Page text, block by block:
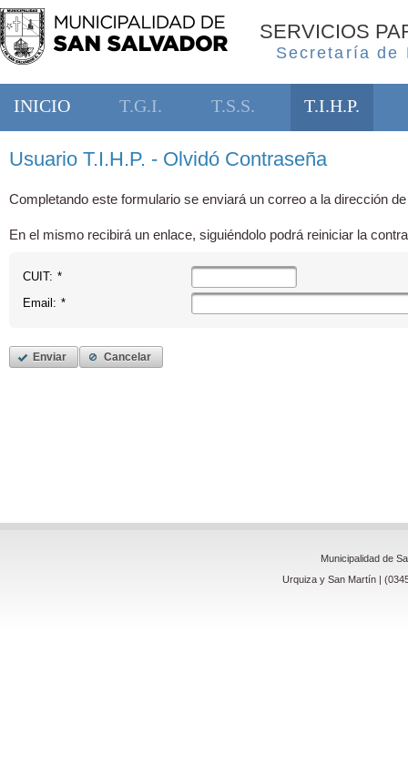
SERVICIOS
Secretaría de
INICIO T.G.I. T.S.S. T.I.H.P.
Usuario T.I.H.P. - Olvidó Contraseña
Completando este formulario se enviará un correo a la dirección
En el mismo recibirá un enlace, siguiéndolo podrá reiniciar la
CUIT: *
Email: *
Enviar Cancelar
Municipalidad de
Urquiza y San Martín |